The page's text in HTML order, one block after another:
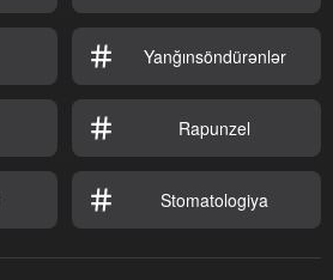
Yanğınsöndürənlər
Rapunzel
Stomatologiya